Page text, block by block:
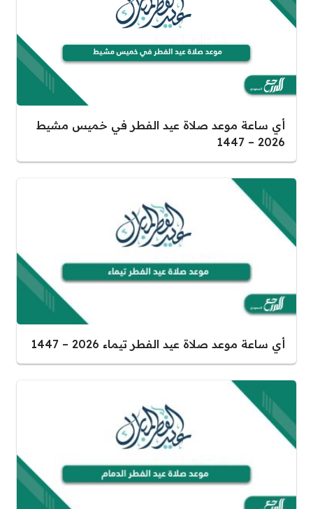
أي ساعة موعد صلاة عيد الفطر في خميس مشيط
2026 – 1447
أي ساعة موعد صلاة عيد الفطر تيماء 2026 – 1447